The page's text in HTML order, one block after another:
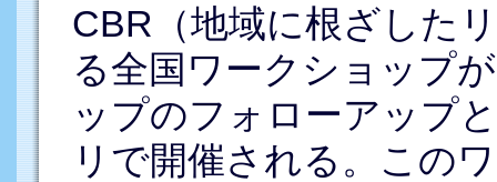
CBR（地域に根ざした
る全国ワークショップ
ップのフォローアップ
リで開催される。この